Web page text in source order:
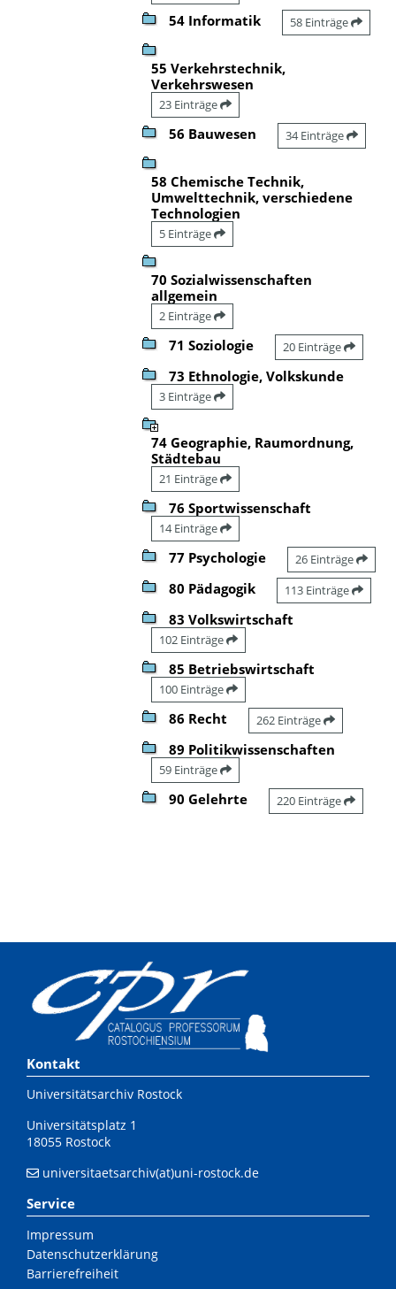
54 Informatik 58 Einträge
55 Verkehrstechnik,
Verkehrswesen
23 Einträge
56 Bauwesen 34 Einträge
58 Chemische Technik,
Umwelttechnik, verschiedene
Technologien
5 Einträge
70 Sozialwissenschaften
allgemein
2 Einträge
71 Soziologie 20 Einträge
73 Ethnologie, Volkskunde
3 Einträge
74 Geographie, Raumordnung,
Städtebau
21 Einträge
76 Sportwissenschaft
14 Einträge
77 Psychologie 26 Einträge
80 Pädagogik 113 Einträge
83 Volkswirtschaft
102 Einträge
85 Betriebswirtschaft
100 Einträge
86 Recht 262 Einträge
89 Politikwissenschaften
59 Einträge
90 Gelehrte 220 Einträge
Kontakt
Universitätsarchiv Rostock
Universitätsplatz 1
18055 Rostock
universitaetsarchiv(at)uni-rostock.de
Service
Impressum
Datenschutzerklärung
Barrierefreiheit